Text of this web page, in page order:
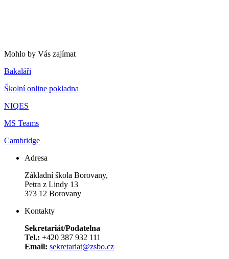
Mohlo by Vás zajímat
Bakaláři
Školní online pokladna
NIQES
MS Teams
Cambridge
Adresa
Základní škola Borovany,
Petra z Lindy 13
373 12 Borovany
Kontakty
Sekretariát/Podatelna
Tel.: +420 387 932 111
Email: sekretariat@zsbo.cz